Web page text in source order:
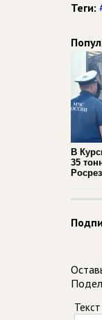
Теги:
В
35